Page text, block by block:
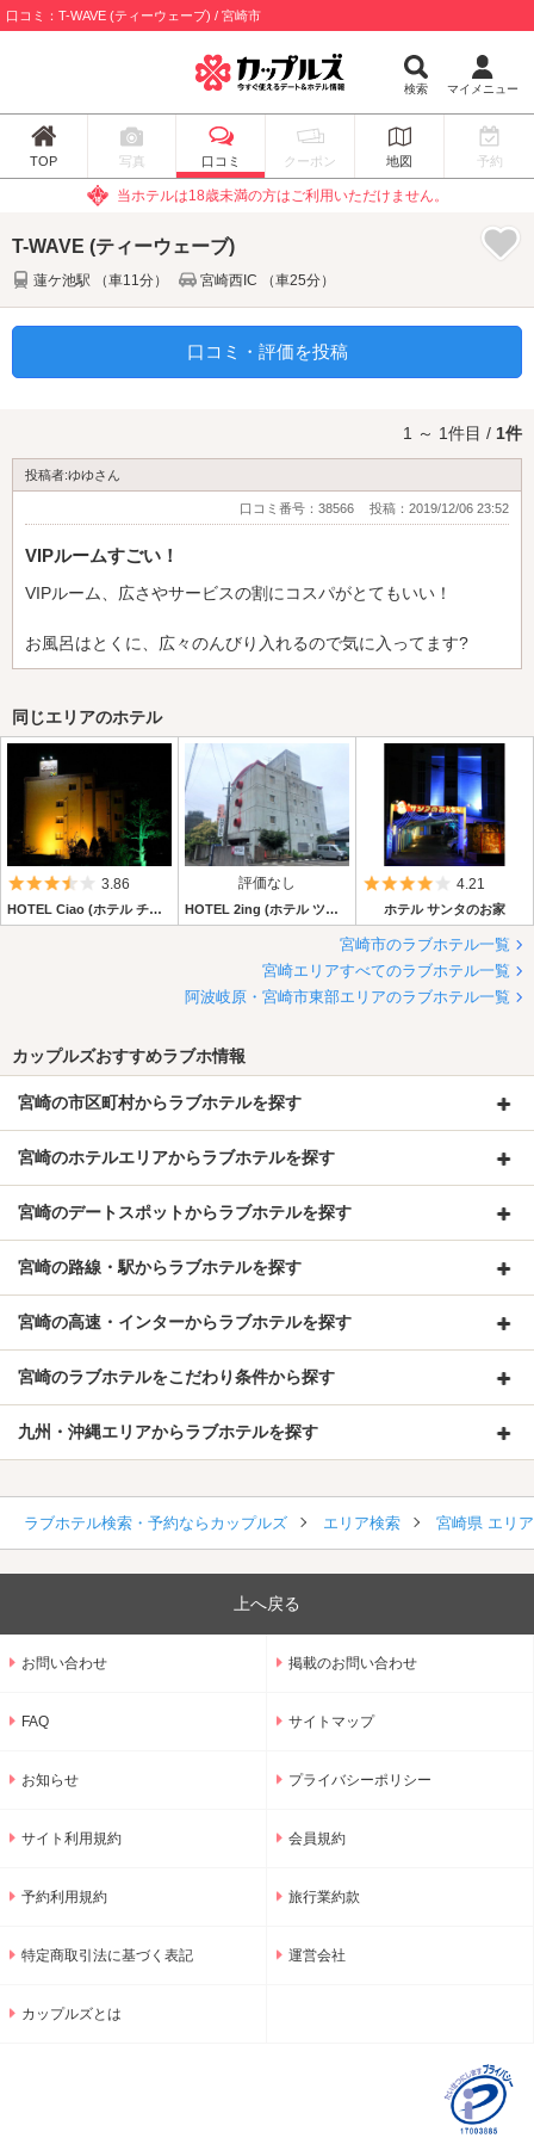
口コミ：T-WAVE (ティーウェーブ) / 宮崎市
検索 マイメニュー
TOP 写真 口コミ クーポン 地図 予約
当ホテルは18歳未満の方はご利用いただけません。
T-WAVE (ティーウェーブ)
蓮ケ池駅 （車11分） 宮崎西IC （車25分）
口コミ・評価を投稿
1 ～ 1件目 / 1件
投稿者:ゆゆさん
口コミ番号：38566 投稿：2019/12/06 23:52
VIPルームすごい！
VIPルーム、広さやサービスの割にコスパがとてもいい！
お風呂はとくに、広々のんびり入れるので気に入ってます?
同じエリアのホテル
5つ星のうち3.5
3.86
HOTEL Ciao (ホテル チャオ)
評価なし
HOTEL 2ing (ホテル ツーイング)
5つ星のうち4
4.21
ホテル サンタのお家
宮崎市のラブホテル一覧
宮崎エリアすべてのラブホテル一覧
阿波岐原・宮崎市東部エリアのラブホテル一覧
カップルズおすすめラブホ情報
宮崎の市区町村からラブホテルを探す
宮崎のホテルエリアからラブホテルを探す
宮崎のデートスポットからラブホテルを探す
宮崎の路線・駅からラブホテルを探す
宮崎の高速・インターからラブホテルを探す
宮崎のラブホテルをこだわり条件から探す
九州・沖縄エリアからラブホテルを探す
ラブホテル検索・予約ならカップルズ エリア検索 宮崎県 エリ
上へ戻る
お問い合わせ 掲載のお問い合わせ
FAQ サイトマップ
お知らせ プライバシーポリシー
サイト利用規約 会員規約
予約利用規約 旅行業約款
特定商取引法に基づく表記 運営会社
カップルズとは